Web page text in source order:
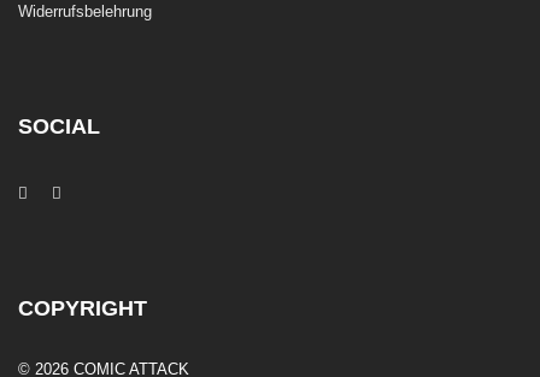
Widerrufsbelehrung
SOCIAL
COPYRIGHT
© 2026 COMIC ATTACK